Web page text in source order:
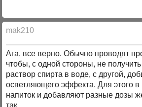
mak210
Ага, все верно. Обычно проводят
чтобы, с одной стороны, не
раствор спирта в воде, с другой,
осветляющего эффекта. Для этого
напиток и добавляют разные дозы